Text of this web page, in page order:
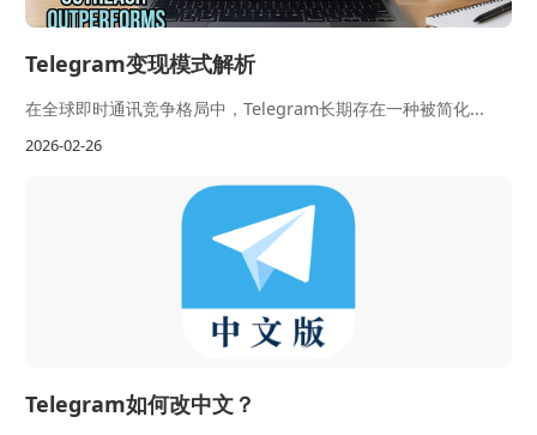
Telegram变现模式解析
在全球即时通讯竞争格局中，Telegram长期存在一种被简化...
2026-02-26
Telegram如何改中文？